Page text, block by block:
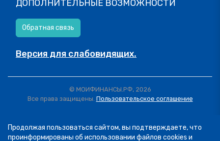
ДОПОЛНИТЕЛЬНЫЕ ВОЗМОЖНОСТИ
Обратная связь
Версия для слабовидящих.
© МОИФИНАНСЫ.РФ, 2026
Все права защищены. Пользовательское соглашение
Продолжая пользоваться сайтом, вы подтверждаете, что
проинформированы об использовании файлов cookies и